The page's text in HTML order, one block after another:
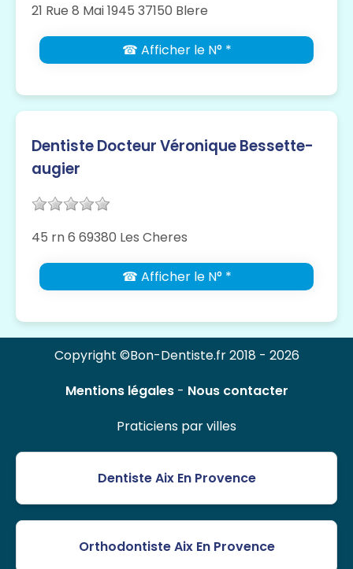
21 Rue 8 Mai 1945 37150 Blere
☎ Afficher le N° *
Dentiste Docteur Véronique Bessette-
augier
45 rn 6 69380 Les Cheres
☎ Afficher le N° *
Copyright ©Bon-Dentiste.fr 2018 - 2026
Mentions légales- Nous contacter
Praticiens par villes
Dentiste Aix En Provence
Orthodontiste Aix En Provence